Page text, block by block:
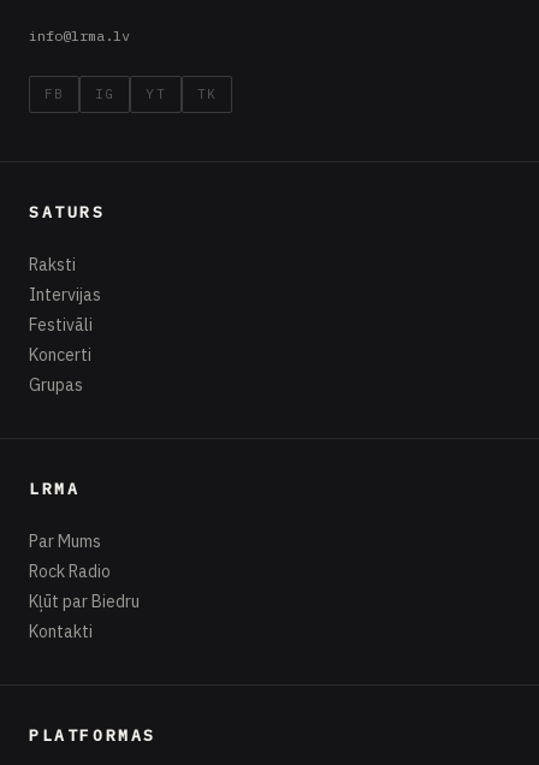
info@lrma.lv
FB IG YT TK
SATURS
Raksti
Intervijas
Festivāli
Koncerti
Grupas
LRMA
Par Mums
Rock Radio
Kļūt par Biedru
Kontakti
PLATFORMAS